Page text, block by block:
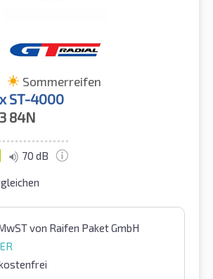
Sommerreifen
ST-4000
84N
70 dB
von Raifen Paket GmbH